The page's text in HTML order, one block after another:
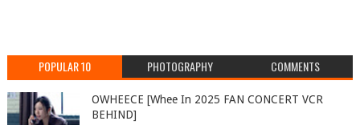
POPULAR 10 PHOTOGRAPHY COMMENTS
OWHEECE [Whee In 2025 FAN CONCERT VCR
BEHIND]